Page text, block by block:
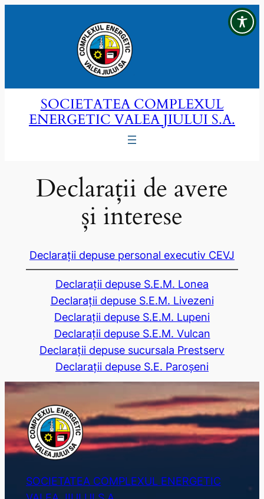
SOCIETATEA COMPLEXUL
ENERGETIC VALEA JIULUI S.A.
Declarații de avere
și interese
Declarații depuse personal executiv CEVJ
Declarații depuse S.E.M. Lonea
Declarații depuse S.E.M. Livezeni
Declarații depuse S.E.M. Lupeni
Declarații depuse S.E.M. Vulcan
Declarații depuse sucursala Prestserv
Declarații depuse S.E. Paroșeni
SOCIETATEA COMPLEXUL ENERGETIC